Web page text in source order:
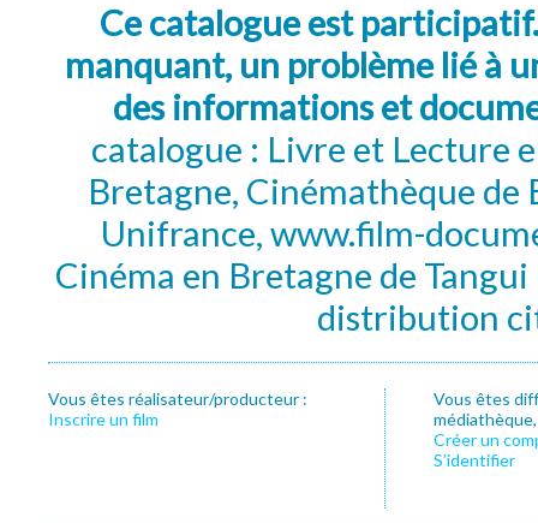
Ce catalogue est
manquant, un problème lié à
des informations et
catalogue : Livre et Lecture
Bretagne, Cinémathèque de
Unifrance, www.film-
Cinéma en Bretagne de
distribution
Vous êtes réalisateur/producteur :
Inscrire un film
Vous êtes
Créer un
S’identifier